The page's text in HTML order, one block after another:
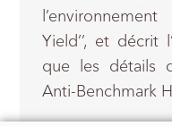
Yield’’, et décrit
que les détails
Anti-Benchmark